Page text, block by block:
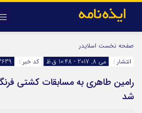
اینستاگرام
سروش
آپارات
رمز عبور
صفحه نخست اسلایدر
انتشار :
می 8, 2017 - 10:48 ق.ظ کد خبر :
رامین طاهری به مسابقات کشتی
شد